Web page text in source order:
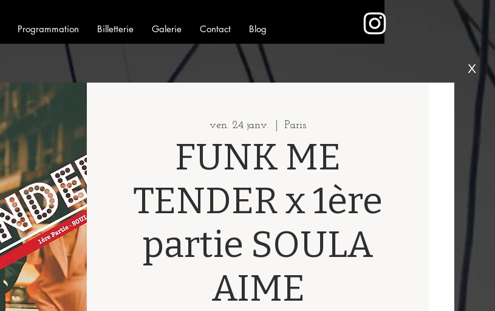
Programmation Billetterie Galerie Contact Blog
X
ven. 24 janv. Paris
FUNK ME
TENDER x 1ère
partie SOULA
AIME